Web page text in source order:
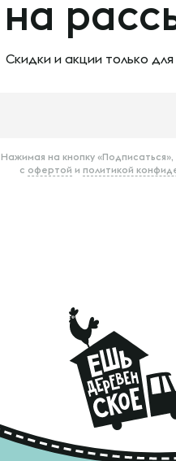
на
Скидки и акции только
Нажимая на кнопку
с офертой и политикой